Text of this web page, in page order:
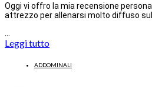
Oggi vi offro la mia recensione
attrezzo per allenarsi molto diffuso
Leggi tutto
ADDOMINALI